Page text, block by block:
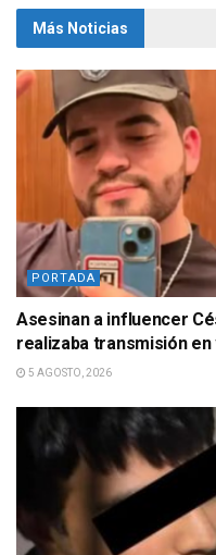
Más Noticias
PORTADA
Asesinan a influencer
realizaba transmisión en
5 AGOSTO, 2026